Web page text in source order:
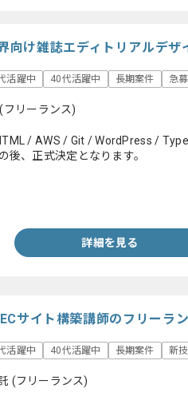
向け雑誌エディトリアルデ
活躍中 40代活躍中 長期案件 急募
(フリーランス)
/ AWS / Git / WordPress /
、正式決定となります。
詳細を見る
サイト構築講師のフリーラ
活躍中 40代活躍中 長期案件 新
(フリーランス)